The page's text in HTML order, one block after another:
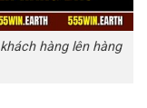
hàng lên hàng